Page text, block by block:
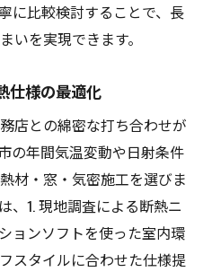
に比較検討することで、長
いを実現できます。
仕様の最適化
店との綿密な打ち合わせが
の年間気温変動や日射条件
材・窓・気密施工を選びま
、1. 現地調査による断熱ニ
ョンソフトを使った室内環
スタイルに合わせた仕様提